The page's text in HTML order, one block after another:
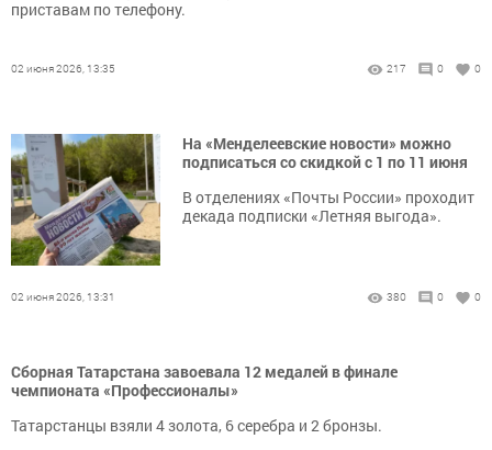
приставам по телефону.
02 июня 2026, 13:35 217 0 0
На «Менделеевские новости» можно
подписаться со скидкой с 1 по 11 июня
В отделениях «Почты России» проходит
декада подписки «Летняя выгода».
02 июня 2026, 13:31 380 0 0
Сборная Татарстана завоевала 12 медалей в финале
чемпионата «Профессионалы»
Татарстанцы взяли 4 золота, 6 серебра и 2 бронзы.